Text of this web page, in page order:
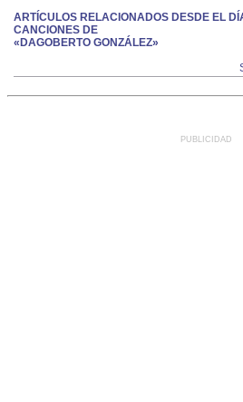
ARTÍCULOS RELACIONADOS DESDE EL
CANCIONES DE
«DAGOBERTO GONZÁLEZ»
PUBLICIDAD